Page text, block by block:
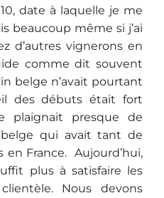
date à laquelle je me
beaucoup même si j’ai
d’autres vignerons en
comme dit souvent
belge n’avait pourtant
des débuts était fort
plaignait presque de
qui avait tant de
France. Aujourd’hui,
plus à satisfaire les
Nous devons